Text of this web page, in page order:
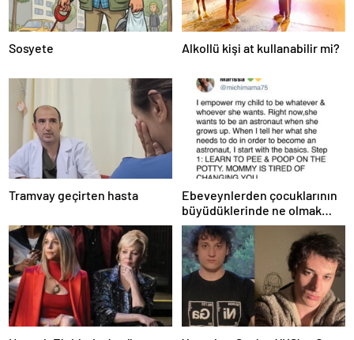
Sosyete Alkollü kişi at kullanabilir mi?
Tramvay geçirten hasta
Ebeveynlerden çocuklarının
büyüdüklerinde ne olmak
istedikleri hakkında 25 komik
tweet